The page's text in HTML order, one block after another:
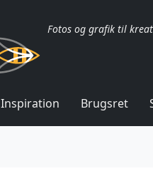
Fotos og grafik til
Inspiration Brugsret